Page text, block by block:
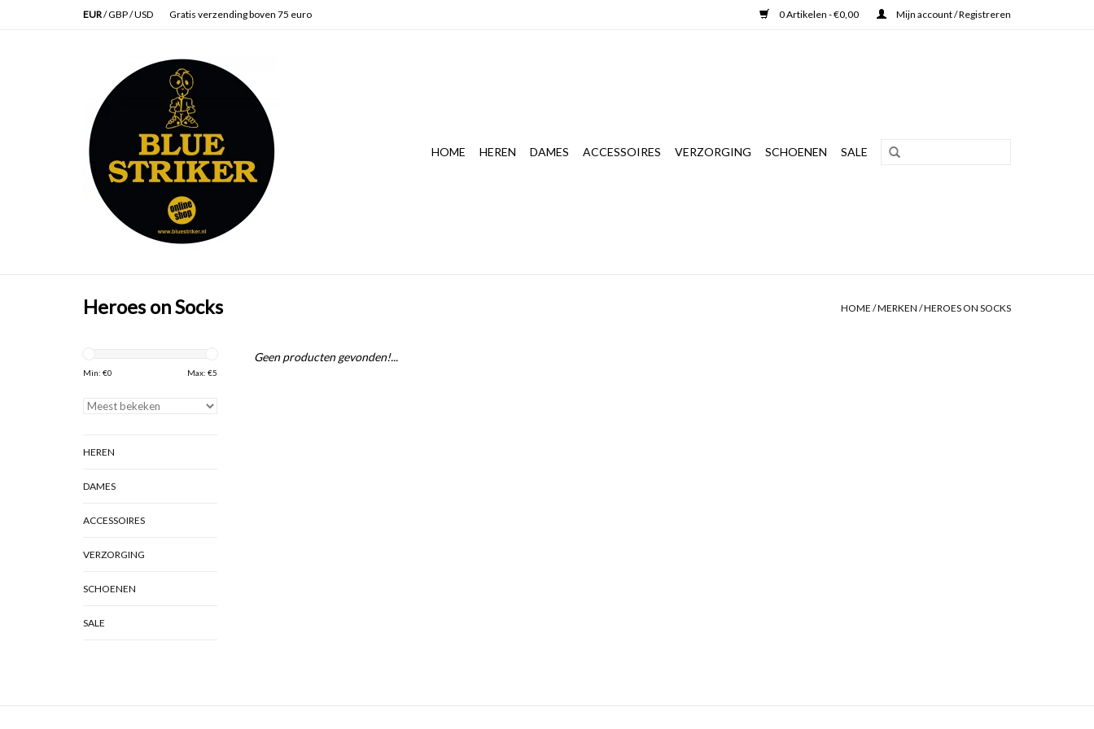
EUR/GBP/USD Gratis verzending boven 75 euro 0 Artikelen - €0,00 Mijn account / Registreren
HOME HEREN DAMES ACCESSOIRES VERZORGING SCHOENEN SALE
Heroes on Socks HOME /MERKEN /HEROES ON SOCKS
Min: €0 Max: €5
HEREN
DAMES
ACCESSOIRES
VERZORGING
SCHOENEN
SALE
Geen producten gevonden!...